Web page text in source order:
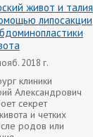
живот и талия
липосакции
2018 г.
клиники
Александрович
секрет
и четких
родов или